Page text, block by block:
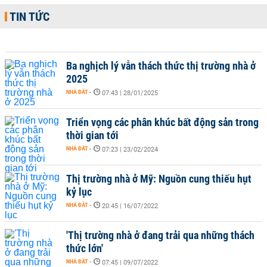
TIN TỨC
Ba nghịch lý vẫn thách thức thị trường nhà ở
2025
NHÀ ĐẤT - 07:43 | 28/01/2025
Triển vọng các phân khúc bất động sản trong
thời gian tới
NHÀ ĐẤT - 07:23 | 23/02/2024
Thị trường nhà ở Mỹ: Nguồn cung thiếu hụt
kỷ lục
NHÀ ĐẤT - 20:45 | 16/07/2022
'Thị trường nhà ở đang trải qua những thách
thức lớn'
NHÀ ĐẤT - 07:45 | 09/07/2022